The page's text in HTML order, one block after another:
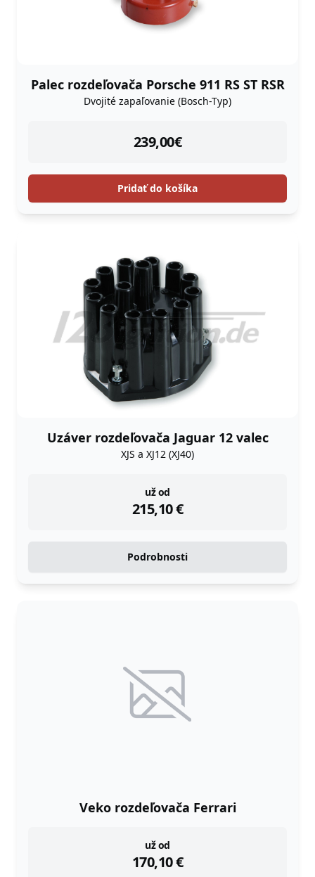
Palec rozdeľovača Porsche 911 RS ST RSR
Dvojité zapaľovanie (Bosch-Typ)
239,00€
instock
Pridať do košíka
Uzáver rozdeľovača Jaguar 12 valec
XJS a XJ12 (XJ40)
už od
215,10€
instock
Podrobnosti
Veko rozdeľovača Ferrari
už od
170,10€
instock